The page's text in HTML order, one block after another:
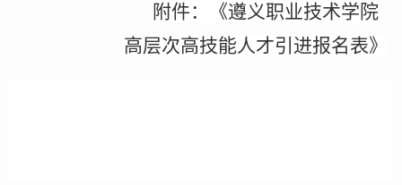
附件：《遵义职业技术学院
高层次高技能人才引进报名表》